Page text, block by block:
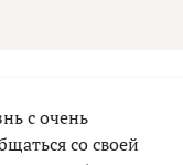
с очень
со своей